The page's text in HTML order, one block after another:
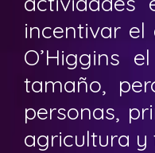
incentivar el
O’Higgins
tamaño,
personas,
agricultura y